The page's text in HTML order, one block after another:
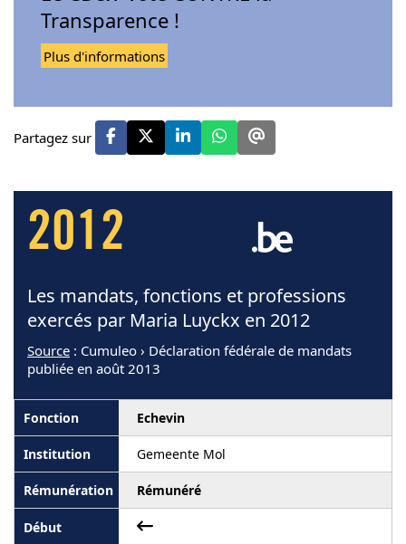
Transparence !
Plus d'informations
Partagez sur
2012
Les mandats, fonctions et professions
exercés par Maria Luyckx en 2012
Source : Cumuleo › Déclaration fédérale de mandats
publiée en août 2013
Echevin
Gemeente Mol
Rémunéré